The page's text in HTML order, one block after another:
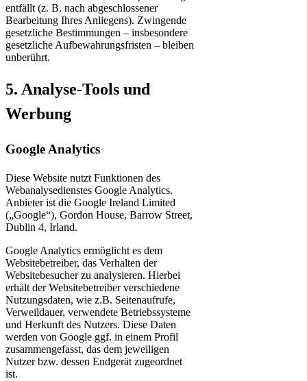
entfällt (z. B. nach abgeschlossener
Bearbeitung Ihres Anliegens). Zwingende
gesetzliche Bestimmungen – insbesondere
gesetzliche Aufbewahrungsfristen – bleiben
unberührt.
5. Analyse-Tools und
Werbung
Google Analytics
Diese Website nutzt Funktionen des
Webanalysedienstes Google Analytics.
Anbieter ist die Google Ireland Limited
(„Google“), Gordon House, Barrow Street,
Dublin 4, Irland.
Google Analytics ermöglicht es dem
Websitebetreiber, das Verhalten der
Websitebesucher zu analysieren. Hierbei
erhält der Websitebetreiber verschiedene
Nutzungsdaten, wie z.B. Seitenaufrufe,
Verweildauer, verwendete Betriebssysteme
und Herkunft des Nutzers. Diese Daten
werden von Google ggf. in einem Profil
zusammengefasst, das dem jeweiligen
Nutzer bzw. dessen Endgerät zugeordnet
ist.